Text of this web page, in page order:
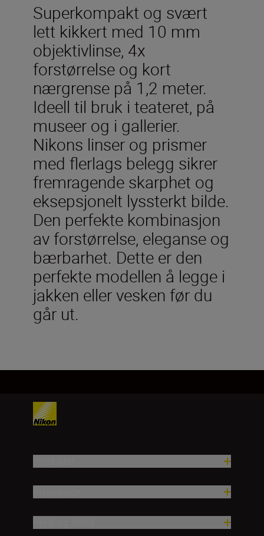
Superkompakt og svært
lett kikkert med 10 mm
objektivlinse, 4x
forstørrelse og kort
nærgrense på 1,2 meter.
Ideell til bruk i teateret, på
museer og i gallerier.
Nikons linser og prismer
med flerlags belegg sikrer
fremragende skarphet og
eksepsjonelt lyssterkt bilde.
Den perfekte kombinasjon
av forstørrelse, eleganse og
bærbarhet. Dette er den
perfekte modellen å legge i
jakken eller vesken før du
går ut.